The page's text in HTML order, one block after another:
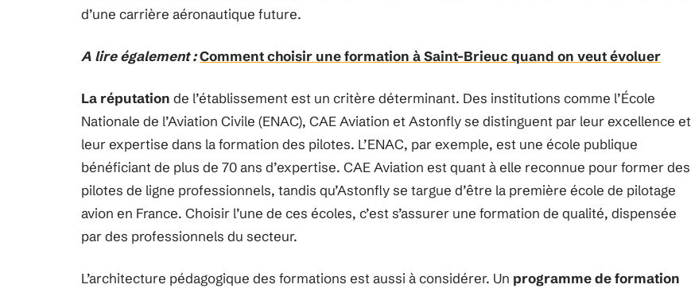
d’une carrière aéronautique future.
A lire également :Comment choisir une formation à Saint-Brieuc quand on veut évoluer
La réputation de l’établissement est un critère déterminant. Des institutions comme l’École
Nationale de l’Aviation Civile (ENAC), CAE Aviation et Astonfly se distinguent par leur excellence et
leur expertise dans la formation des pilotes. L’ENAC, par exemple, est une école publique
bénéficiant de plus de 70 ans d’expertise. CAE Aviation est quant à elle reconnue pour former des
pilotes de ligne professionnels, tandis qu’Astonfly se targue d’être la première école de pilotage
avion en France. Choisir l’une de ces écoles, c’est s’assurer une formation de qualité, dispensée
par des professionnels du secteur.
L’architecture pédagogique des formations est aussi à considérer. Un programme de formation